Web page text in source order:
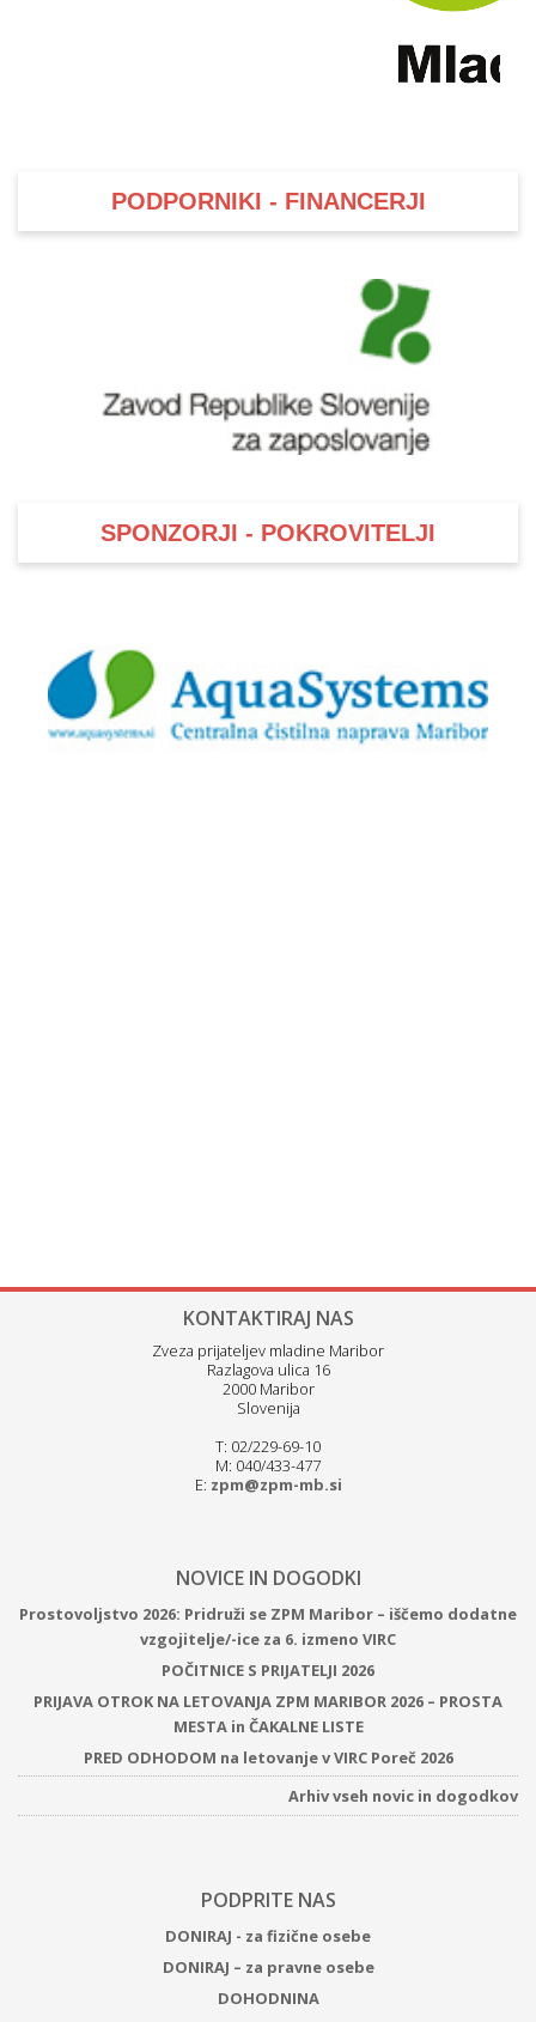
PODPORNIKI - FINANCERJI
SPONZORJI - POKROVITELJI
KONTAKTIRAJ NAS
Zveza prijateljev mladine Maribor
Razlagova ulica 16
2000 Maribor
Slovenija
T: 02/229-69-10
M: 040/433-477
E: zpm@zpm-mb.si
NOVICE IN DOGODKI
Prostovoljstvo 2026: Pridruži se ZPM Maribor – iščemo dodatne
vzgojitelje/-ice za 6. izmeno VIRC
POČITNICE S PRIJATELJI 2026
PRIJAVA OTROK NA LETOVANJA ZPM MARIBOR 2026 – PROSTA
MESTA in ČAKALNE LISTE
PRED ODHODOM na letovanje v VIRC Poreč 2026
Arhiv vseh novic in dogodkov
PODPRITE NAS
DONIRAJ - za fizične osebe
DONIRAJ – za pravne osebe
DOHODNINA